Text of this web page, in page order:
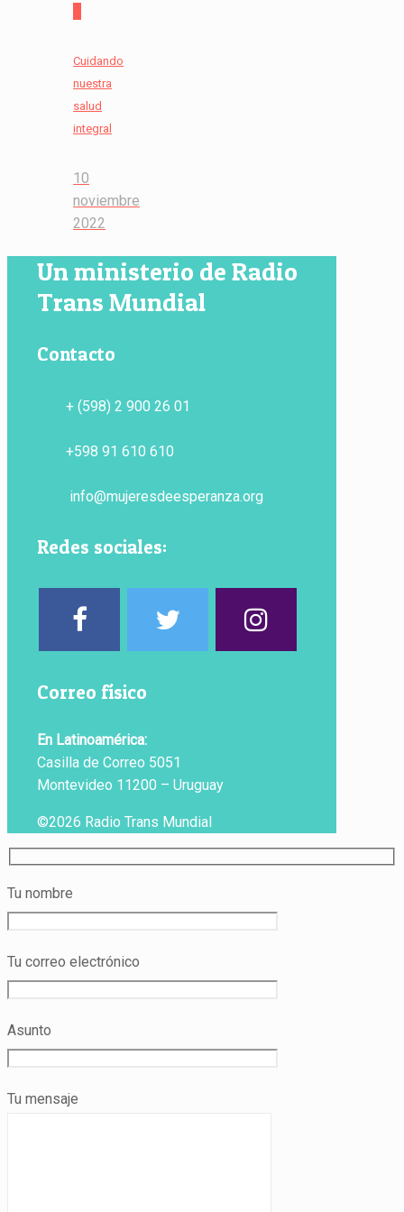
Cuidando
nuestra
salud
integral
10
noviembre
2022
Un ministerio de Radio
Trans Mundial
Contacto
+ (598) 2 900 26 01
+598 91 610 610
info@mujeresdeesperanza.org
Redes sociales:
Correo físico
En Latinoamérica:
Casilla de Correo 5051
Montevideo 11200 – Uruguay
©2026 Radio Trans Mundial
Tu nombre
Tu correo electrónico
Asunto
Tu mensaje